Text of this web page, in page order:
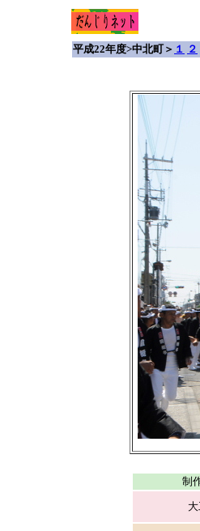
平成22年度>中北町＞ １ ２
制